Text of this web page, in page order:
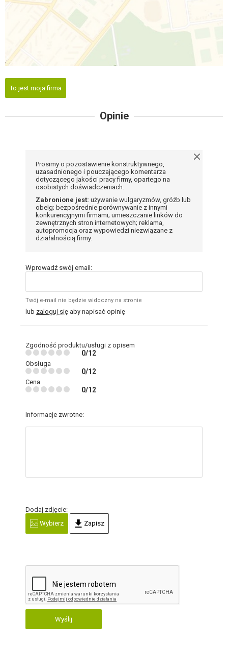
To jest moja firma
Opinie
Prosimy o pozostawienie konstruktywnego,
uzasadnionego i pouczającego komentarza
dotyczącego jakości pracy firmy, opartego na
osobistych doświadczeniach.
Zabronione jest: używanie wulgaryzmów, gróźb lub
obelg; bezpośrednie porównywanie z innymi
konkurencyjnymi firmami; umieszczanie linków do
zewnętrznych stron internetowych; reklama,
autopromocja oraz wypowiedzi niezwiązane z
działalnością firmy.
Wprowadź swój email:
Twój e-mail nie będzie widoczny na stronie
lub zaloguj się aby napisać opinię
Zgodność produktu/usługi z opisem
0/12
Obsługa
0/12
Cena
0/12
Informacje zwrotne:
Dodaj zdjęcie:
Wybierz
Zapisz
Wyślij